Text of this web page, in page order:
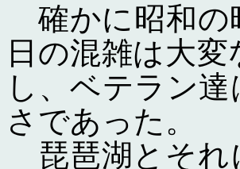
確かに昭和の
日の混雑は大
し、ベテラン
さであった。
琵琶湖とそれ